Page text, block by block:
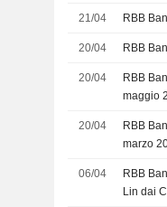
21/04 RBB
20/04 RBB
20/04
RBB
maggio
20/04
RBB
marzo
06/04
RBB
Lin dai